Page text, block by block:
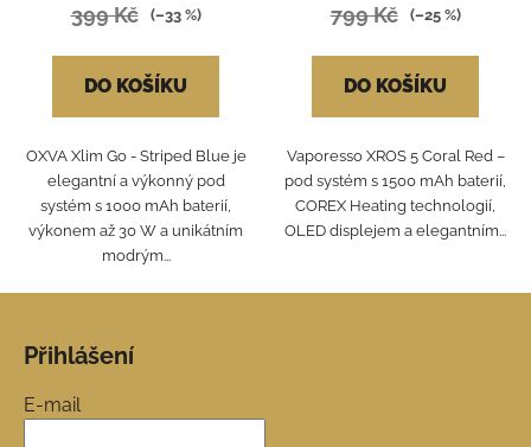
399 Kč (–33 %)
DO KOŠÍKU
OXVA Xlim Go - Striped Blue je
elegantní a výkonný pod
systém s 1000 mAh baterií,
výkonem až 30 W a unikátním
modrým...
799 Kč (–25 %)
DO KOŠÍKU
Vaporesso XROS 5 Coral Red –
pod systém s 1500 mAh baterií,
COREX Heating technologií,
OLED displejem a elegantním...
Přihlášení
E-mail